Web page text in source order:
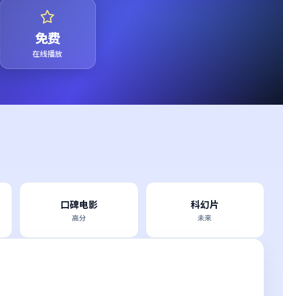
免费
在线播放
口碑电影
高分
科幻片
未来